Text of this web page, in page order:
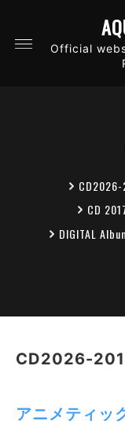
Official
CD2026-
CD
DIGITAL
CD2026-
アニメティッ